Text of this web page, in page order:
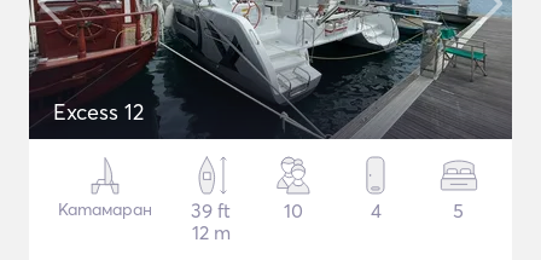
Excess 12
Катамаран
39 ft
12 m
10 4 5